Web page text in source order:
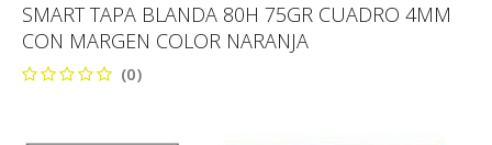
SMART TAPA BLANDA 80H 75GR CUADRO 4MM
CON MARGEN COLOR NARANJA
(0)